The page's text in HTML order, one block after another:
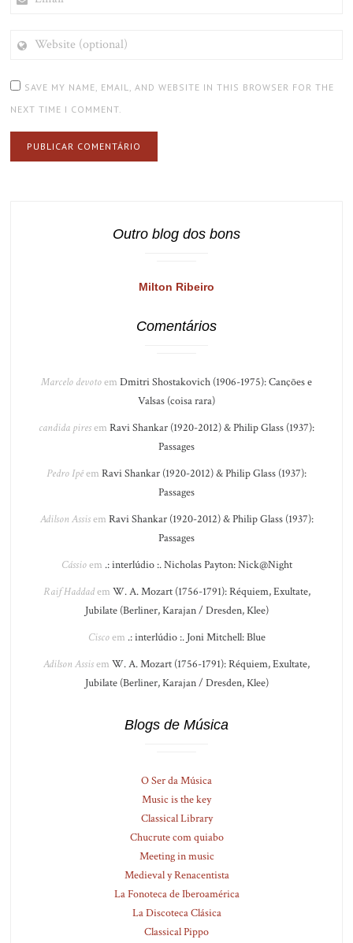
(OPTIONAL)
SAVE MY NAME, EMAIL, AND WEBSITE IN THIS BROWSER FOR THE
NEXT TIME I COMMENT.
Outro blog dos bons
Milton Ribeiro
Comentários
Marcelo devotoem Dmitri Shostakovich (1906-1975): Canções e
Valsas (coisa rara)
candida piresem Ravi Shankar (1920-2012) & Philip Glass (1937):
Passages
Pedro Ipêem Ravi Shankar (1920-2012) & Philip Glass (1937):
Passages
Adilson Assisem Ravi Shankar (1920-2012) & Philip Glass (1937):
Passages
Cássioem .: interlúdio :. Nicholas Payton: Nick@Night
Raif Haddadem W. A. Mozart (1756-1791): Réquiem, Exultate,
Jubilate (Berliner, Karajan / Dresden, Klee)
Ciscoem .: interlúdio :. Joni Mitchell: Blue
Adilson Assisem W. A. Mozart (1756-1791): Réquiem, Exultate,
Jubilate (Berliner, Karajan / Dresden, Klee)
Blogs de Música
O Ser da Música
Music is the key
Classical Library
Chucrute com quiabo
Meeting in music
Medieval y Renacentista
La Fonoteca de Iberoamérica
La Discoteca Clásica
Classical Pippo